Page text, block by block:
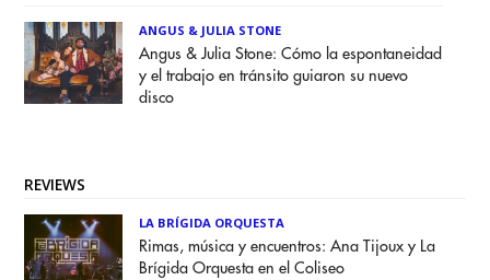
ANGUS & JULIA STONE
Angus & Julia Stone: Cómo la espontaneidad
y el trabajo en tránsito guiaron su nuevo
disco
REVIEWS
LA BRÍGIDA ORQUESTA
Rimas, música y encuentros: Ana Tijoux y La
Brígida Orquesta en el Coliseo